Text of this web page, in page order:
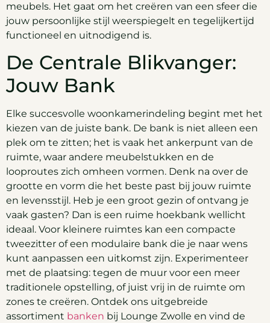
meubels. Het gaat om het creëren van een sfeer die
jouw persoonlijke stijl weerspiegelt en tegelijkertijd
functioneel en uitnodigend is.
De Centrale Blikvanger:
Jouw Bank
Elke succesvolle woonkamerindeling begint met het
kiezen van de juiste bank. De bank is niet alleen een
plek om te zitten; het is vaak het ankerpunt van de
ruimte, waar andere meubelstukken en de
looproutes zich omheen vormen. Denk na over de
grootte en vorm die het beste past bij jouw ruimte
en levensstijl. Heb je een groot gezin of ontvang je
vaak gasten? Dan is een ruime hoekbank wellicht
ideaal. Voor kleinere ruimtes kan een compacte
tweezitter of een modulaire bank die je naar wens
kunt aanpassen een uitkomst zijn. Experimenteer
met de plaatsing: tegen de muur voor een meer
traditionele opstelling, of juist vrij in de ruimte om
zones te creëren. Ontdek ons uitgebreide
assortiment banken bij Lounge Zwolle en vind de